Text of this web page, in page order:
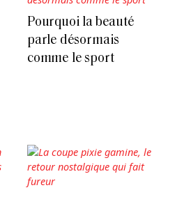
Pourquoi la beauté
parle désormais
comme le sport